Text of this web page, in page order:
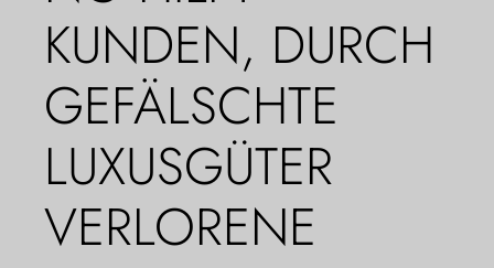
KUNDEN, DURCH
GEFÄLSCHTE
LUXUSGÜTER
VERLORENE